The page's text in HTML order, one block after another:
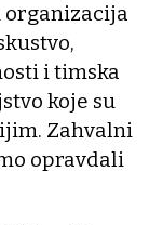
organizacija
i timska
koje su
Zahvalni
opravdali